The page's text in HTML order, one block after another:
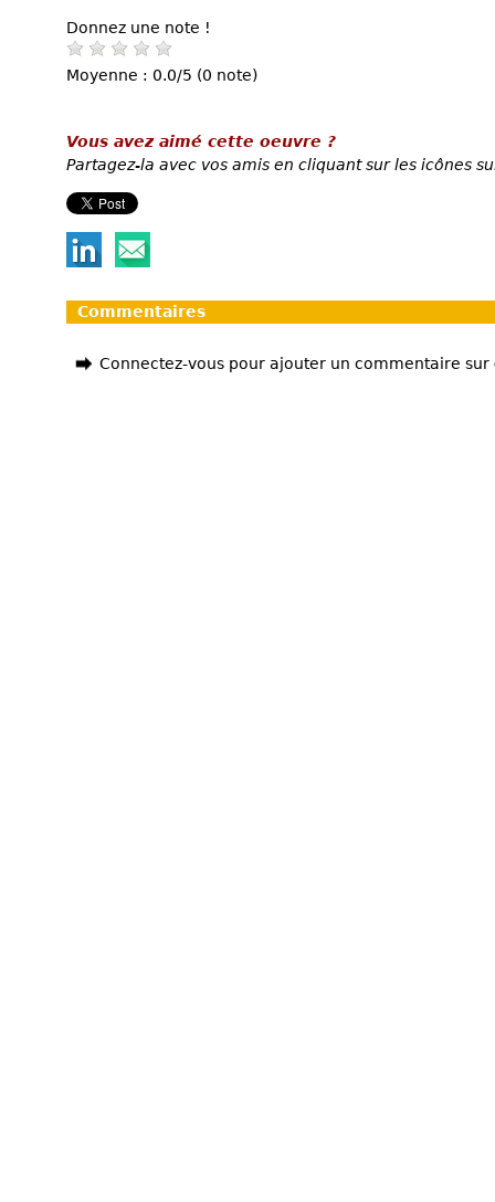
Donnez une note !
Moyenne : 0.0/5 (0 note)
Vous avez aimé cette oeuvre ?
Partagez-la avec vos amis en cliquant sur les icônes
Commentaires
Connectez-vous pour ajouter un commentaire sur